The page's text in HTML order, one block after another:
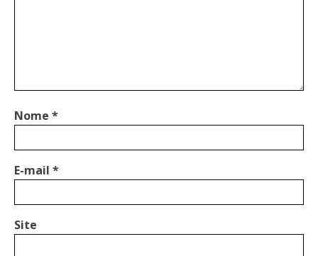
Nome *
E-mail *
Site